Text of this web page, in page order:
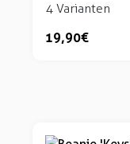
4 Varianten
19,90 €